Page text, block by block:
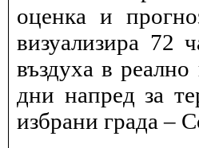
оценка и
визуализира 72
въздуха в
дни напред за
избрани града –